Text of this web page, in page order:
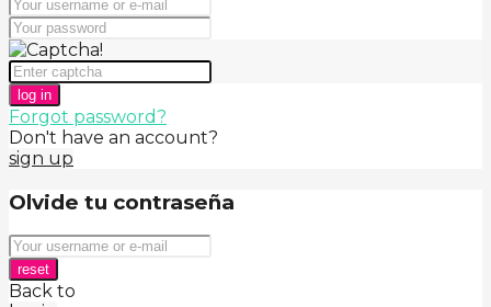
log in
Forgot password?
Don't have an account?
sign up
Olvide tu contraseña
reset
Back to